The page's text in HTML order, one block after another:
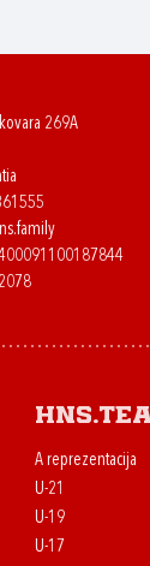
269A
A reprezentacija
U-21
U-19
U-17